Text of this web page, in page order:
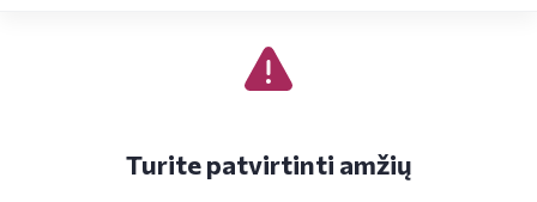
Turite patvirtinti amžių